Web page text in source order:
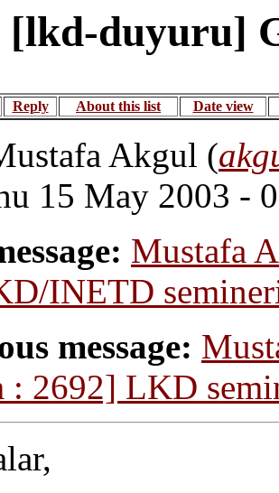
[lkd-duyuru]
Reply About this list Date view
Akgul (
15 May 2003 -
Mustafa
INETD
message:
: 2692] LKD